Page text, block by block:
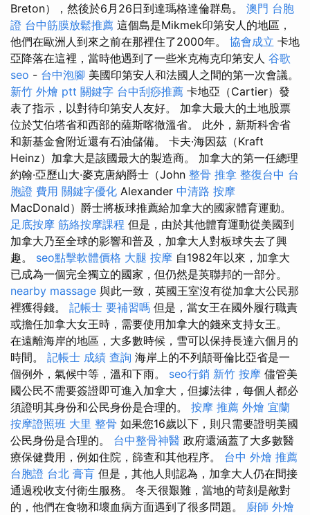
Breton），然後於6月26日到達瑪格達倫群島。 澳門 台胞
證 台中筋膜放鬆推薦 這個島是Mikmek印第安人的地區，
他們在歐洲人到來之前在那裡住了2000年。 協會成立 卡地
亞降落在這裡，當時他遇到了一些米克梅克印第安人 谷歌
seo - 台中泡腳 美國印第安人和法國人之間的第一次會議。
新竹 外燴 ptt 關鍵字 台中刮痧推薦 卡地亞（Cartier）發
表了指示，以對待印第安人友好。 加拿大最大的土地股票
位於艾伯塔省和西部的薩斯喀徹溫省。 此外，新斯科舍省
和新基金會附近還有石油儲備。 卡夫·海因茲（Kraft
Heinz）加拿大是該國最大的製造商。 加拿大的第一任總理
約翰·亞歷山大·麥克唐納爵士（John 整骨 推拿 整復台中 台
胞證 費用 關鍵字優化 Alexander 中清路 按摩
MacDonald）爵士將板球推薦給加拿大的國家體育運動。
足底按摩 筋絡按摩課程 但是，由於其他體育運動從美國到
加拿大乃至全球的影響和普及，加拿大人對板球失去了興
趣。 seo點擊軟體價格 大腿 按摩 自1982年以來，加拿大
已成為一個完全獨立的國家，但仍然是英聯邦的一部分。
nearby massage 與此一致，英國王室沒有從加拿大公民那
裡獲得錢。 記帳士 要補習嗎 但是，當女王在國外履行職責
或擔任加拿大女王時，需要使用加拿大的錢來支持女王。
在遠離海岸的地區，大多數時候，雪可以保持長達六個月的
時間。 記帳士 成績 查詢 海岸上的不列顛哥倫比亞省是一
個例外，氣候中等，溫和下雨。 seo行銷 新竹 按摩 儘管美
國公民不需要簽證即可進入加拿大，但據法律，每個人都必
須證明其身份和公民身份是合理的。 按摩 推薦 外燴 宜蘭
按摩證照班 大里 整骨 如果您16歲以下，則只需要證明美國
公民身份是合理的。 台中整骨神醫 政府還涵蓋了大多數醫
療保健費用，例如住院，篩查和其他程序。 台中 外燴 推薦
台胞證 台北 膏肓 但是，其他人則認為，加拿大人仍在間接
通過稅收支付衛生服務。 冬天很艱難，當地的苛刻是敵對
的，他們在食物和壞血病方面遇到了很多問題。 廚師 外燴